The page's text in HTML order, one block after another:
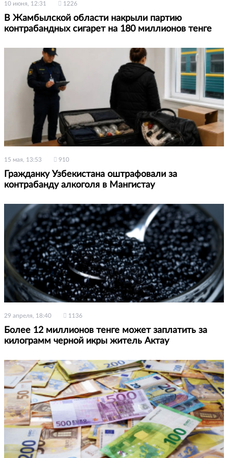
10 июня, 12:31 1226
В Жамбылской области накрыли партию
контрабандных сигарет на 180 миллионов тенге
15 мая, 13:53 910
Гражданку Узбекистана оштрафовали за
контрабанду алкоголя в Мангистау
29 апреля, 18:40 1136
Более 12 миллионов тенге может заплатить за
килограмм черной икры житель Актау